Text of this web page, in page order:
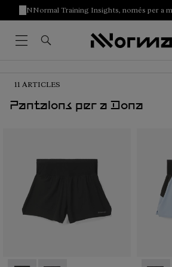
NNormal Training Insights, només per a
11 ARTICLES
Pantalons per a Dona